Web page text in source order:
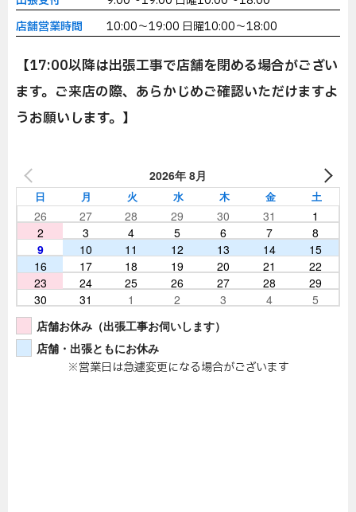
店舗営業時間
10:00～19:00 日曜10:00～18:00
【17:00以降は出張工事で店舗を閉める場合がござい
ます。ご来店の際、あらかじめご確認いただけますよ
うお願いします。】
2026年 8月
日 月 火 水 木 金 土
26 27 28 29 30 31
1
2
3 4 5 6 7
8
9
10 11 12 13 14
15
16
17 18 19 20 21
22
23
24 25 26 27 28
29
30
31 1 2 3 4
5
店舗お休み（出張工事お伺いします）
店舗・出張ともにお休み
※営業日は急遽変更になる場合がございます